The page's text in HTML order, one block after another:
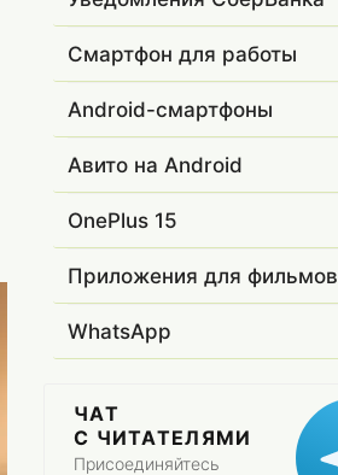
Смартфон для работы
Android-смартфоны
Авито на Android
OnePlus 15
Приложения для фильмов
WhatsApp
ЧАТ
С ЧИТАТЕЛЯМИ
Присоединяйтесь